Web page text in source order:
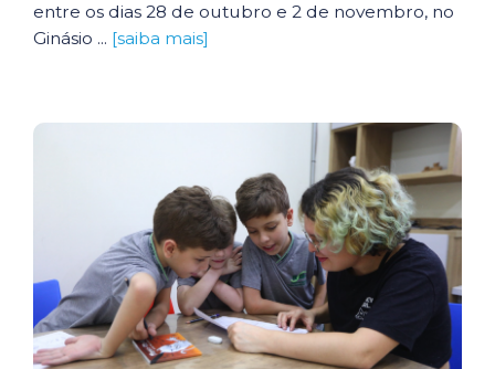
entre os dias 28 de outubro e 2 de novembro, no
Ginásio ... [saiba mais]